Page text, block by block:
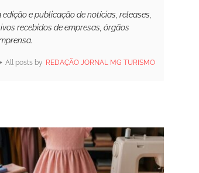
e publicação de notícias, releases,
recebidos de empresas, órgãos
All posts by REDAÇÃO JORNAL MG TURISMO